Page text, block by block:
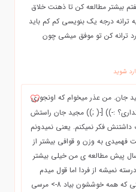
بیشتر مطالعه کن تا ذهنت خلاق
ترانه درجه یک بنویسی کم کم باید
ترانه کن تو موفق میشی چون
شوید
جان. من عذر میخوام که اونجوری
:-)) [-( ;)) مجید جان راستش
فکر نمیکنم. یعنی نمیدونم
به وزن و قوافی بیشتر از
پیش مطالعه ی من خیلی بیشتر
نمیشه از فردا اما قول میدم
بعد از مدتی کارهای من هم بره سمتی که همه خوششون بیاد 8-> مرسی